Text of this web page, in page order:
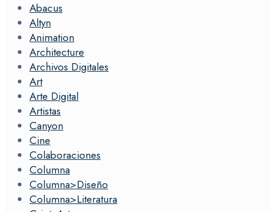
Abacus
Altyn
Animation
Architecture
Archivos Digitales
Art
Arte Digital
Artistas
Canyon
Cine
Colaboraciones
Columna
Columna>Diseño
Columna>Literatura